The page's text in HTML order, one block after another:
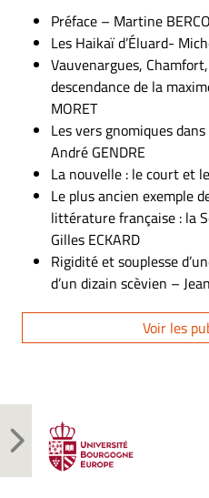
Préface – Martine
Les Haikaï d’Éluard-
Vauvenargues,
descendance de la
MORET
Les vers gnomiques
André GENDRE
La nouvelle : le court et
Le plus ancien exemple
littérature française : la
Gilles ECKARD
Rigidité et souplesse
d’un dizain scèvien –
Voir les